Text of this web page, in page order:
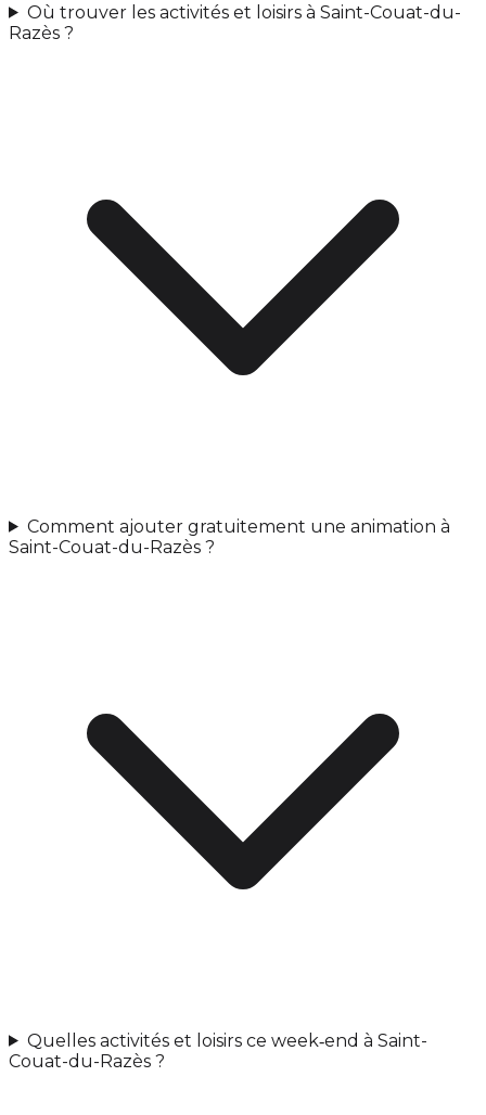
Où trouver les activités et loisirs à Saint-Couat-du-
Razès ?
Comment ajouter gratuitement une animation à
Saint-Couat-du-Razès ?
Quelles activités et loisirs ce week‑end à Saint-
Couat-du-Razès ?